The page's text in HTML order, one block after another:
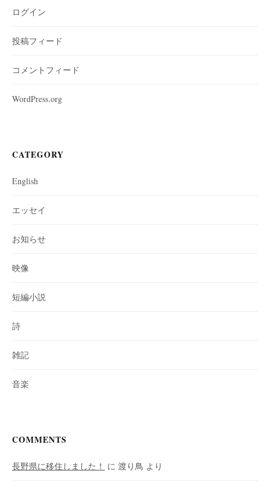
ログイン
投稿フィード
コメントフィード
WordPress.org
CATEGORY
English
エッセイ
お知らせ
映像
短編小説
詩
雑記
音楽
COMMENTS
長野県に移住しました！ に 渡り鳥 より